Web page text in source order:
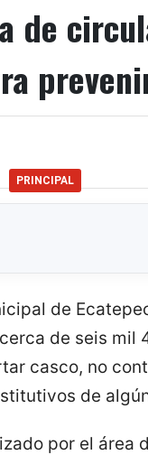
de
PRINCIPAL
de
de seis
casco, no
de
por el área